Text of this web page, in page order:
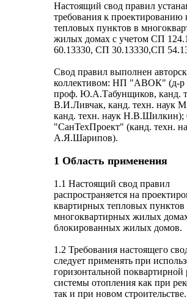
Настоящий свод правил
требования к проектированию
тепловых пунктов в
жилых домах с учетом СП
60.13330, СП 30.13330,СП
Свод правил выполнен
коллективом: НП "АВОК" (д-р
проф. Ю.А.Табунщиков, канд.
В.И.Ливчак, канд. техн. наук
канд. техн. наук
"СанТехПроект" (канд. техн.
А.Я.Шарипов).
1 Область применения
1.1 Настоящий свод правил
распространяется на
квартирных тепловых пунктов
многоквартирных жилых
блокированных жилых домов.
1.2 Требования настоящего
следует применять при
горизонтальной поквартирной
системы отопления как при
так и при новом строительстве.